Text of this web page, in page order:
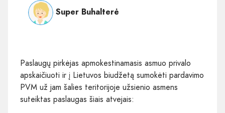
Super Buhalterė
Paslaugų pirkėjas apmokestinamasis asmuo privalo
apskaičiuoti ir į Lietuvos biudžetą sumokėti pardavimo
PVM už jam šalies teritorijoje užsienio asmens
suteiktas paslaugas šiais atvejais: